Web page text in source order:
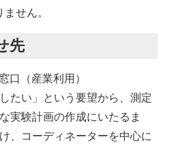
せん。
先
口（産業利用）
たい」という要望から、測定
実験計画の作成にいたるま
、コーディネーターを中心に